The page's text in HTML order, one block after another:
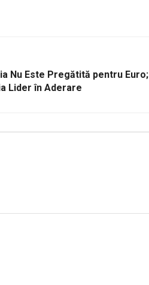
Nu Este Pregătită pentru Euro;
Lider în Aderare